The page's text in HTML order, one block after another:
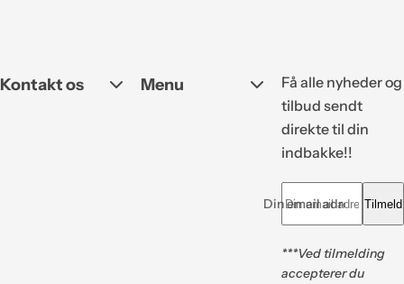
Kontakt os Menu
Få alle nyheder og
tilbud sendt
direkte til din
indbakke!!
Din email adresse *Tilmeld
***Ved tilmelding
accepterer du